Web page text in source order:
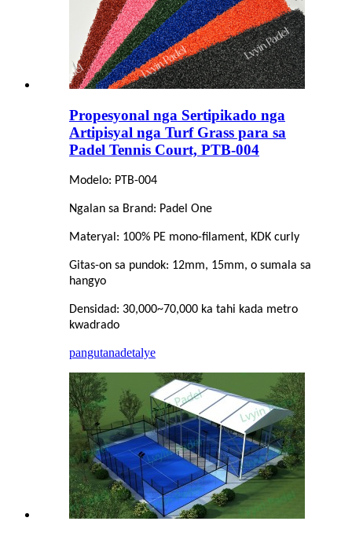
Propesyonal nga Sertipikado nga
Artipisyal nga Turf Grass para sa
Padel Tennis Court, PTB-004
Modelo: PTB-004
Ngalan sa Brand: Padel One
Materyal: 100% PE mono-filament, KDK curly
Gitas-on sa pundok: 12mm, 15mm, o sumala sa
hangyo
Densidad: 30,000~70,000 ka tahi kada metro
kwadrado
pangutanadetalye